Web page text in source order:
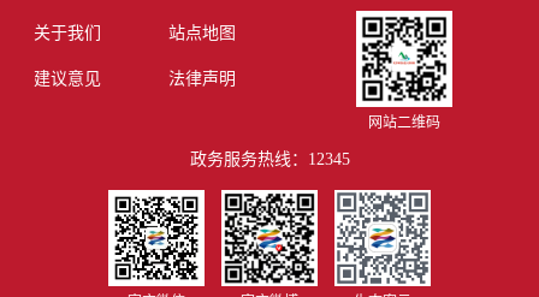
关于我们 站点地图
建议意见 法律声明
网站二维码
政务服务热线：12345